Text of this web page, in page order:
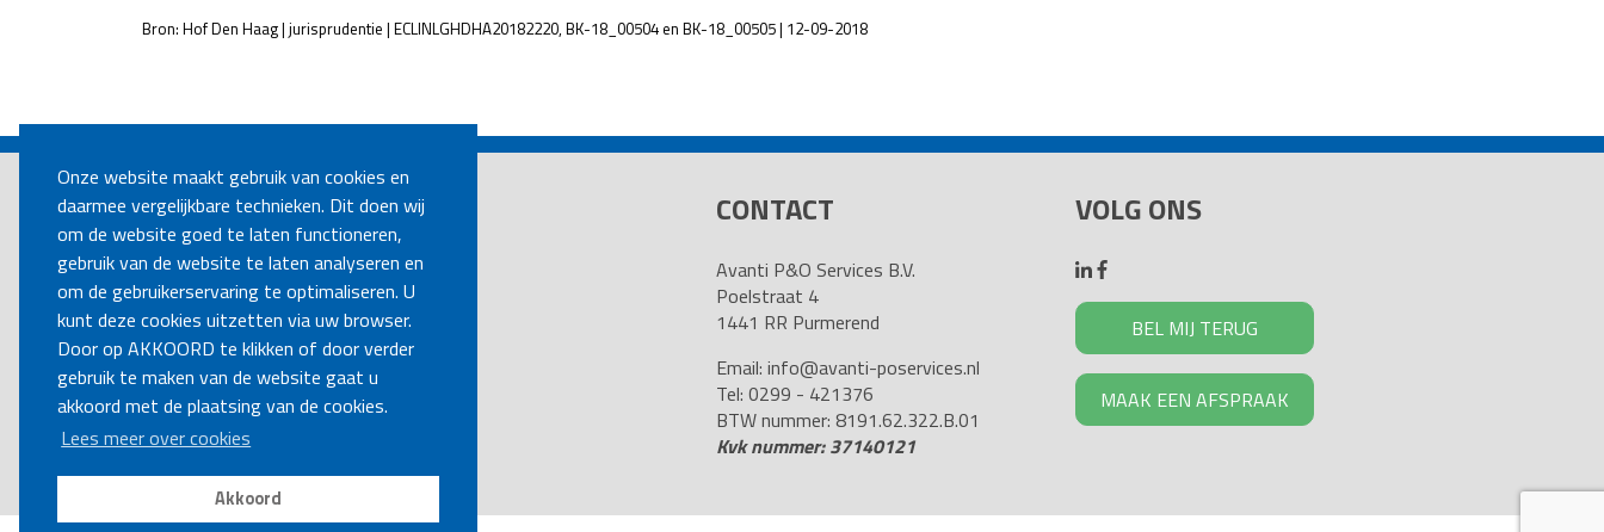
Onze website maakt gebruik van cookies en
daarmee vergelijkbare technieken. Dit doen wij
om de website goed te laten functioneren,
gebruik van de website te laten analyseren en
om de gebruikerservaring te optimaliseren. U
kunt deze cookies uitzetten via uw browser.
Door op AKKOORD te klikken of door verder
gebruik te maken van de website gaat u
akkoord met de plaatsing van de cookies.
Lees meer over cookies
Akkoord
Bron: Hof Den Haag | jurisprudentie | ECLINLGHDHA20182220, BK-18_00504 en BK-18_00505 | 12-09-2018
NAVIGATION
CONTACT
Avanti P&O Services B.V.
Poelstraat 4
1441 RR Purmerend
Email: info@avanti-poservices.nl
Tel: 0299 - 421376
BTW nummer: 8191.62.322.B.01
Kvk nummer: 37140121
VOLG ONS
BEL MIJ TERUG
MAAK EEN AFSPRAAK